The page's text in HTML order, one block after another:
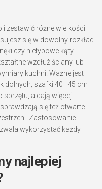
zestawić różne wielkości
się w dowolny rozkład
czy nietypowe kąty.
wzdłuż ściany lub
kuchni. Ważne jest
dolnych; szafki 40–45 cm
a dają więcej
się też otwarte
Zastosowanie
wykorzystać każdy
najlepiej